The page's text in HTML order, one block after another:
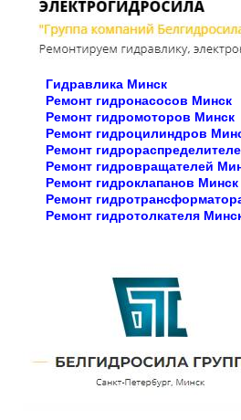
Гидравлика Минск
Ремонт гидронасосов Минск
Ремонт гидромоторов Минск
Ремонт гидроцилиндров
Ремонт
Ремонт гидровращателей
Ремонт гидроклапанов Минск
Ремонт
Ремонт гидротолкателя